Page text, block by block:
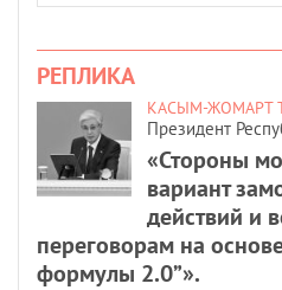
РЕПЛИКА
КАСЫМ-ЖОМАРТ
Президент
«Стороны
вариант
действий и
переговорам на
формулы 2.0”».